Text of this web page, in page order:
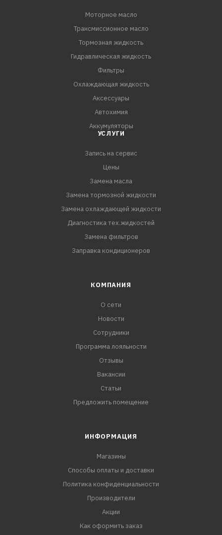
Моторное масло
Трансмиссионное масло
Тормозная жидкость
Гидравлическая жидкость
Фильтры
Охлаждающая жидкость
Аксессуары
Автохимия
Аккумуляторы
УСЛУГИ
Запись на сервис
Цены
Замена масла
Замена тормозной жидкости
Замена охлаждающей жидкости
Диагностика тех.жидкостей
Замена фильтров
Заправка кондиционеров
КОМПАНИЯ
О сети
Новости
Сотрудники
Программа лояльности
Отзывы
Вакансии
Статьи
Предложить помещение
ИНФОРМАЦИЯ
Магазины
Способы оплаты и доставки
Политика конфиденциальности
Производители
Акции
Как оформить заказ